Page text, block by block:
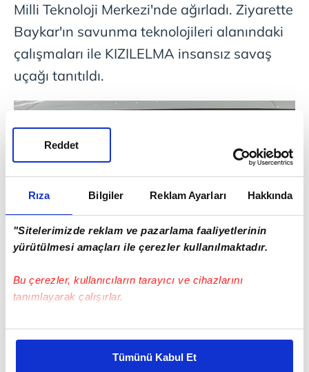
Rıza Bilgiler Reklam Ayarları Hakkında
"Sitelerimizde reklam ve pazarlama faaliyetlerinin
yürütülmesi amaçları ile çerezler kullanılmaktadır.
Bu çerezler, kullanıcıların tarayıcı ve cihazlarını
tanımlayarak çalışırlar.
Bu çerezlere izin vermeniz halinde sizlere özel
daha iyi reklam deneyimi yaşatabiliriz. Bunu yaparken
Tümünü Kabul Et
Reddet
Milli Teknoloji Merkezi'nde ağırladı. Ziyarette
Baykar'ın savunma teknolojileri alanındaki
çalışmaları ile KIZILELMA insansız savaş
uçağı tanıtıldı.
Bayraktar, dünyada yaklaşık 15 bin savaş
uçağı bulunduğunu belirterek, önümüzdeki
30 yıl içinde bunların büyük bölümünün